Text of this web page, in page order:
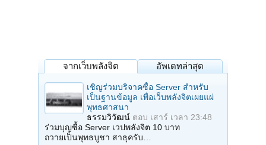
จากเว็บพลังจิต อัพเดทล่าสุด
เชิญร่วมบริจาคซื้อ Server สำหรับ
เป็นฐานข้อมูล เพื่อเว็บพลังจิตเผยแผ่
พุทธศาสนา
ธรรมวิวัฒน์ ตอบ เสาร์ เวลา 23:48
ร่วมบุญซื้อ Server เวปพลังจิต 10 บาท
ถวายเป็นพุทธบูชา สาธุครับ…